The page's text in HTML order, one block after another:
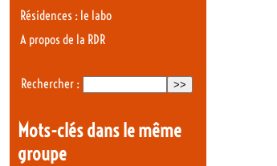
Résidences : le labo
A propos de la RDR
Rechercher :
Mots-clés dans le même
groupe